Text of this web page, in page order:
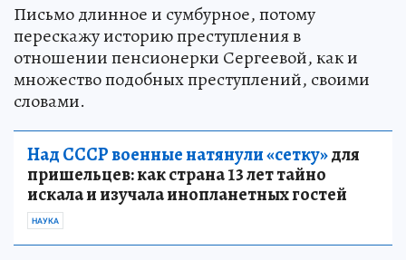
Письмо длинное и сумбурное, потому
перескажу историю преступления в
отношении пенсионерки Сергеевой, как и
множество подобных преступлений, своими
словами.
Над СССР военные натянули «сетку»для
пришельцев: как страна 13 лет тайно
искала и изучала инопланетных гостей
НАУКА